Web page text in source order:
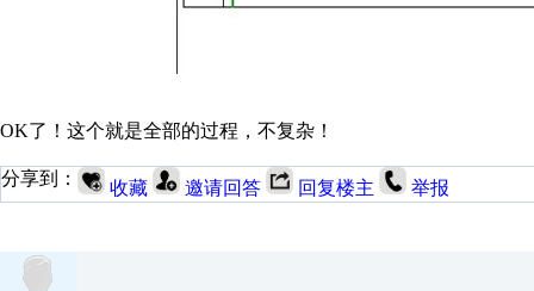
OK了！这个就是全部的过程，不复杂！
分享到： 收藏 邀请回答 回复楼主 举报